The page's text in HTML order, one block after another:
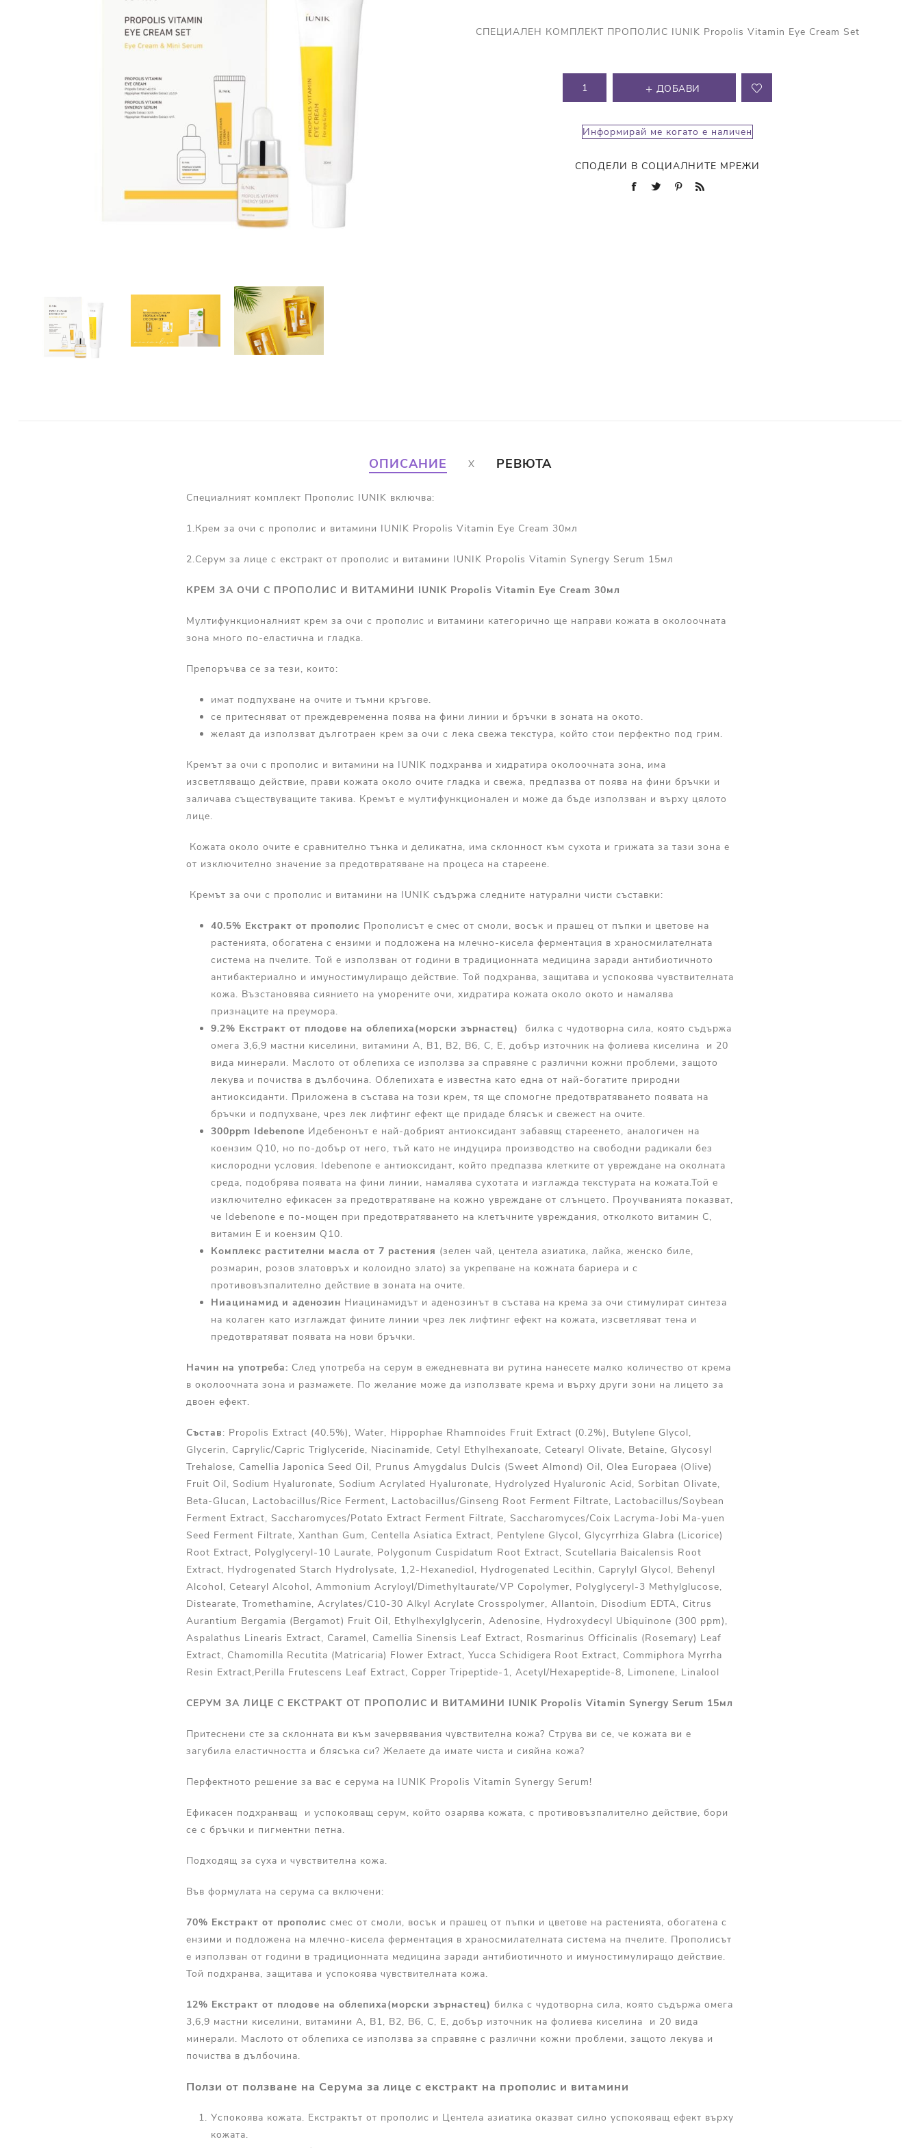
Комбинирана Кожа
Витамин ССПЕЦИАЛЕН КОМПЛЕКТ ПРОПОЛИС IUNIK Propolis Vitamin Eye Cream Set
ДОБАВИ
Информирай ме когато е наличен
СПОДЕЛИ В СОЦИАЛНИТЕ МРЕЖИ
ОПИСАНИЕ РЕВЮТА
Специалният комплект Прополис IUNIK включва:
1.Крем за очи с прополис и витамини IUNIK Propolis Vitamin Eye Cream 30мл
2.Серум за лице с екстракт от прополис и витамини IUNIK Propolis Vitamin Synergy Serum 15мл
КРЕМ ЗА ОЧИ С ПРОПОЛИС И ВИТАМИНИ IUNIK Propolis Vitamin Eye Cream 30мл
Мултифункционалният крем за очи с прополис и витамини категорично ще направи кожата в околоочната
зона много по-еластична и гладка.
Препоръчва се за тези, които:
имат подпухване на очите и тъмни кръгове.
се притесняват от преждевременна поява на фини линии и бръчки в зоната на окото.
желаят да използват дълготраен крем за очи с лека свежа текстура, който стои перфектно под грим.
Кремът за очи с прополис и витамини на IUNIK подхранва и хидратира околоочната зона, има
изсветляващо действие, прави кожата около очите гладка и свежа, предпазва от поява на фини бръчки и
заличава съществуващите такива. Кремът е мултифункционален и може да бъде използван и върху цялото
лице.
Кожата около очите е сравнително тънка и деликатна, има склонност към сухота и грижата за тази зона е
от изключително значение за предотвратяване на процеса на стареене.
Кремът за очи с прополис и витамини на IUNIK съдържа следните натурални чисти съставки:
40.5% Екстракт от прополис Прополисът е смес от смоли, восък и прашец от пъпки и цветове на
растенията, обогатена с ензими и подложена на млечно-кисела ферментация в храносмилателната
система на пчелите. Той е използван от години в традиционната медицина заради антибиотичното
антибактериално и имуностимулиращо действие. Той подхранва, защитава и успокоява чувствителната
кожа. Възстановява сиянието на уморените очи, хидратира кожата около окото и намалява
признаците на преумора.
9.2% Екстракт от плодове на облепиха(морски зърнастец)
билка с чудотворна сила, която съдържа
омега 3,6,9 мастни киселини, витамини А, В1, В2, В6, С, Е, добър източник на фолиева киселина и 20
вида минерали. Маслото от облепиха се използва за справяне с различни кожни проблеми, защото
лекува и почиства в дълбочина. Облепихата е известна като една от най-богатите природни
антиоксиданти. Приложена в състава на този крем, тя ще спомогне предотвратяването появата на
бръчки и подпухване, чрез лек лифтинг ефект ще придаде блясък и свежест на очите.
300ppm Idebenone Идебенонът е най-добрият антиоксидант забавящ стареенето, аналогичен на
коензим Q10, но по-добър от него, тъй като не индуцира производство на свободни радикали без
кислородни условия. Idebenone е антиоксидант, който предпазва клетките от увреждане на околната
среда, подобрява появата на фини линии, намалява сухотата и изглажда текстурата на кожата.Той е
изключително ефикасен за предотвратяване на кожно увреждане от слънцето. Проучванията показват,
че Idebenone е по-мощен при предотвратяването на клетъчните увреждания, отколкото витамин С,
витамин Е и коензим Q10.
Комплекс растителни масла от 7 растения (зелен чай, центела азиатика, лайка, женско биле,
розмарин, розов златовръх и колоидно злато) за укрепване на кожната бариера и с
противовъзпалително действие в зоната на очите.
Ниацинамид и аденозин Ниацинамидът и аденозинът в състава на крема за очи стимулират синтеза
на колаген като изглаждат фините линии чрез лек лифтинг ефект на кожата, изсветляват тена и
предотвратяват появата на нови бръчки.
Начин на употреба: След употреба на серум в ежедневната ви рутина нанесете малко количество от крема
в околоочната зона и размажете. По желание може да използвате крема и върху други зони на лицето за
двоен ефект.
Състав: Propolis Extract (40.5%), Water, Hippophae Rhamnoides Fruit Extract (0.2%), Butylene Glycol,
Glycerin, Caprylic/Capric Triglyceride, Niacinamide, Cetyl Ethylhexanoate, Cetearyl Olivate, Betaine, Glycosyl
Trehalose, Camellia Japonica Seed Oil, Prunus Amygdalus Dulcis (Sweet Almond) Oil, Olea Europaea (Olive)
Fruit Oil, Sodium Hyaluronate, Sodium Acrylated Hyaluronate, Hydrolyzed Hyaluronic Acid, Sorbitan Olivate,
Beta-Glucan, Lactobacillus/Rice Ferment, Lactobacillus/Ginseng Root Ferment Filtrate, Lactobacillus/Soybean
Ferment Extract, Saccharomyces/Potato Extract Ferment Filtrate, Saccharomyces/Coix Lacryma-Jobi Ma-yuen
Seed Ferment Filtrate, Xanthan Gum, Centella Asiatica Extract, Pentylene Glycol, Glycyrrhiza Glabra (Licorice)
Root Extract, Polyglyceryl-10 Laurate, Polygonum Cuspidatum Root Extract, Scutellaria Baicalensis Root
Extract, Hydrogenated Starch Hydrolysate, 1,2-Hexanediol, Hydrogenated Lecithin, Caprylyl Glycol, Behenyl
Alcohol, Cetearyl Alcohol, Ammonium Acryloyl/Dimethyltaurate/VP Copolymer, Polyglyceryl-3 Methylglucose,
Distearate, Tromethamine, Acrylates/C10-30 Alkyl Acrylate Crosspolymer, Allantoin, Disodium EDTA, Citrus
Aurantium Bergamia (Bergamot) Fruit Oil, Ethylhexylglycerin, Adenosine, Hydroxydecyl Ubiquinone (300 ppm),
Aspalathus Linearis Extract, Caramel, Camellia Sinensis Leaf Extract, Rosmarinus Officinalis (Rosemary) Leaf
Extract, Chamomilla Recutita (Matricaria) Flower Extract, Yucca Schidigera Root Extract, Commiphora Myrrha
Resin Extract,Perilla Frutescens Leaf Extract, Copper Tripeptide-1, Acetyl/Hexapeptide-8, Limonene, Linalool
СЕРУМ ЗА ЛИЦЕ С ЕКСТРАКТ ОТ ПРОПОЛИС И ВИТАМИНИ IUNIK Propolis Vitamin Synergy Serum 15мл
Притеснени сте за склонната ви към зачервявания чувствителна кожа? Струва ви се, че кожата ви е
загубила еластичността и блясъка си? Желаете да имате чиста и сияйна кожа?
Перфектното решение за вас е серума на IUNIK Propolis Vitamin Synergy Serum!
Ефикасен подхранващ и успокояващ серум, който озарява кожата, с противовъзпалително действие, бори
се с бръчки и пигментни петна.
Подходящ за суха и чувствителна кожа.
Във формулата на серума са включени:
70% Екстракт от прополис смес от смоли, восък и прашец от пъпки и цветове на растенията, обогатена с
ензими и подложена на млечно-кисела ферментация в храносмилателната система на пчелите. Прополисът
е използван от години в традиционната медицина заради антибиотичното и имуностимулиращо действие.
Той подхранва, защитава и успокоява чувствителната кожа.
12% Екстракт от плодове на облепиха(морски зърнастец) билка с чудотворна сила, която съдържа омега
3,6,9 мастни киселини, витамини А, В1, В2, В6, С, Е, добър източник на фолиева киселина и 20 вида
минерали. Маслото от облепиха се използва за справяне с различни кожни проблеми, защото лекува и
почиства в дълбочина.
Ползи от ползване на Серума за лице с екстракт на прополис и витамини
Успокоява кожата. Екстрактът от прополис и Центела азиатика оказват силно успокояващ ефект върху
кожата.